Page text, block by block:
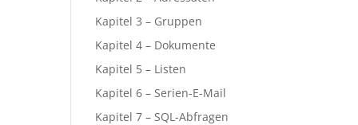
Kapitel 3 – Gruppen
Kapitel 4 – Dokumente
Kapitel 5 – Listen
Kapitel 6 – Serien-E-Mail
Kapitel 7 – SQL-Abfragen